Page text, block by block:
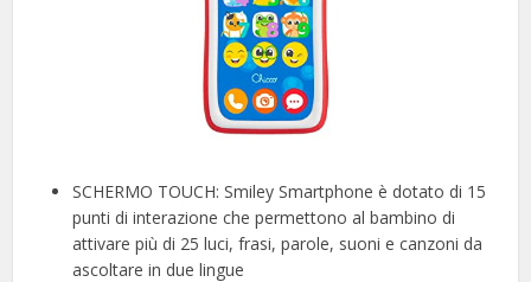
SCHERMO TOUCH: Smiley Smartphone è dotato di 15
punti di interazione che permettono al bambino di
attivare più di 25 luci, frasi, parole, suoni e canzoni da
ascoltare in due lingue